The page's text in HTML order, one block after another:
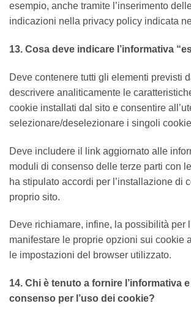
esempio, anche tramite l’inserimento
indicazioni nella privacy policy indicata
13. Cosa deve indicare l’informativa
Deve contenere tutti gli elementi previsti
descrivere analiticamente le
cookie installati dal sito e consentire
selezionare/deselezionare i singoli
Deve includere il link aggiornato alle
moduli di consenso delle terze parti con
ha stipulato accordi per l’installazione di
proprio sito.
Deve richiamare, infine, la possibilità per
manifestare le proprie opzioni sui cookie
le impostazioni del browser utilizzato.
14. Chi è tenuto a fornire l’informativa
consenso per l’uso dei cookie?